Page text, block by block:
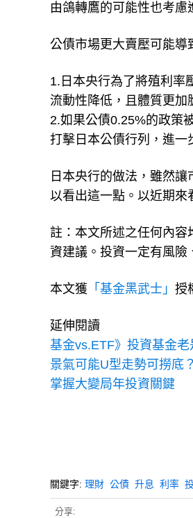
由鴿轉鷹的可能性也考慮
公債市場更大賣壓可能導
1.日本央行為了將殖利率
流動性降低，且體質更加
2.如果公債0.25%的政策
打擊日本公債行列，進一
日本央行的做法，雖然
以看出這一點。以近期來
註：本文所述之任何內容
資建議。投資一定有風險
本文獲 「基金黑武士」 授
延伸閱讀
基金vs.ETF》投資基金
景氣可能U型走勢可撈底
掌握大變局年投資關鍵
關鍵字: 理財 公債 升息 利率
分享: